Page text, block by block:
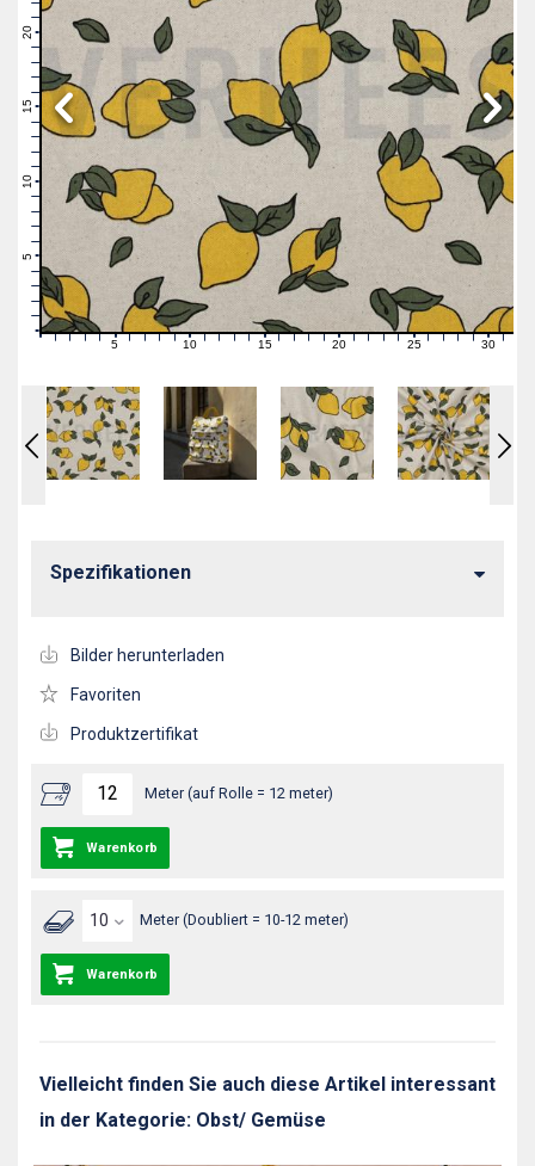
0
1
2
3
4
11
13
14
16
17
18
21
22
0 1 2 3 4 5 6 7 8910 11121314 1516171819 21222324 252627282930 31
Meter (auf Rolle = 12 meter)
Warenkorb
Meter (Doubliert = 10-12 meter)
Warenkorb
Spezifikationen
Bilder herunterladen
Favoriten
Produktzertifikat
Vielleicht finden Sie auch diese Artikel interessant
in der Kategorie: Obst/ Gemüse